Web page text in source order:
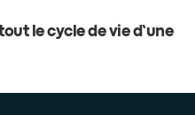
le cycle de vie d’une